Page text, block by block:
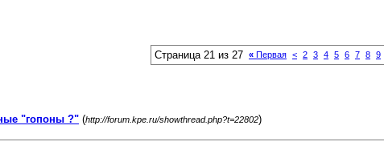
Страница 21 из 27 « Первая < 2 3 4 5 6 7 8 9
"гопоны ?" (http://forum.kpe.ru/showthread.php?t=22802)